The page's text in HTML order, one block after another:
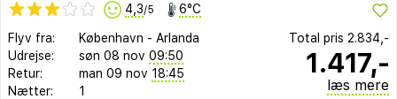
4,3/5 6°C
Flyv fra: København - Arlanda
Udrejse:
søn 08 nov 09:50
Retur:
man 09 nov 18:45
Nætter:
1
Total pris 2.834,-
1.417,-
læs mere